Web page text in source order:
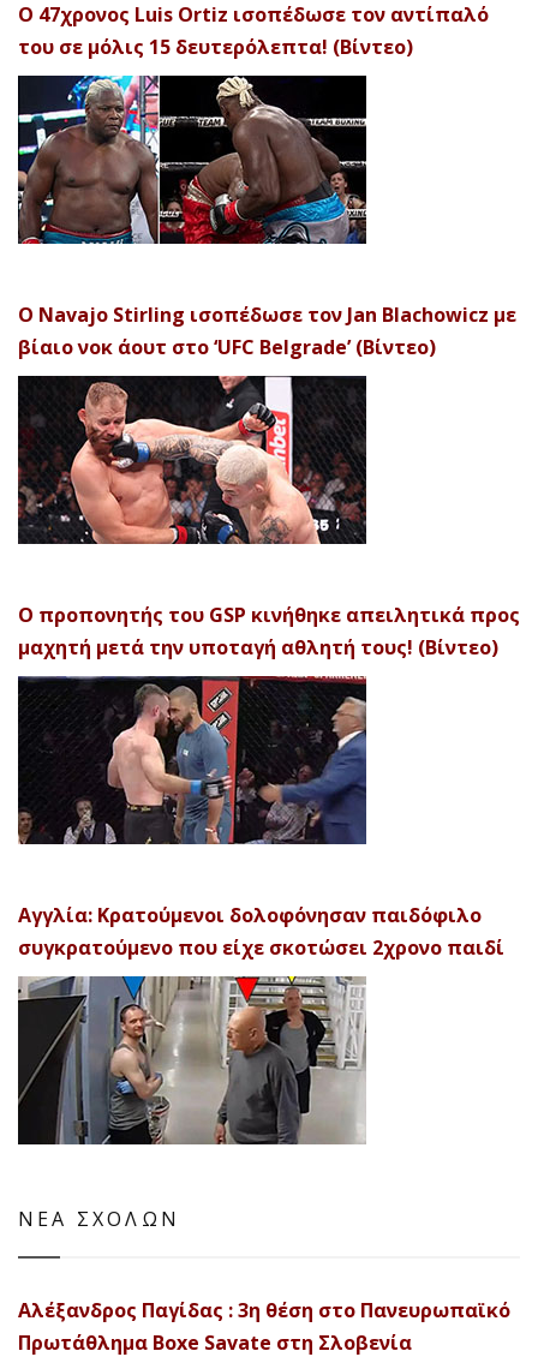
Ο 47χρονος Luis Ortiz ισοπέδωσε τον αντίπαλό
του σε μόλις 15 δευτερόλεπτα! (Βίντεο)
Ο Navajo Stirling ισοπέδωσε τον Jan Blachowicz με
βίαιο νοκ άουτ στο ‘UFC Belgrade’ (Βίντεο)
Ο προπονητής του GSP κινήθηκε απειλητικά προς
μαχητή μετά την υποταγή αθλητή τους! (Βίντεο)
Αγγλία: Κρατούμενοι δολοφόνησαν παιδόφιλο
συγκρατούμενο που είχε σκοτώσει 2χρονο παιδί
ΝΕΑ ΣΧΟΛΩΝ
Αλέξανδρος Παγίδας : 3η θέση στο Πανευρωπαϊκό
Πρωτάθλημα Boxe Savate στη Σλοβενία